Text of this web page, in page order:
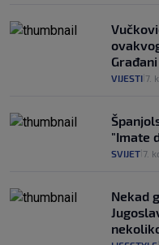
VIJESTI 7.
"Imate
SVIJET 7.
Nekad